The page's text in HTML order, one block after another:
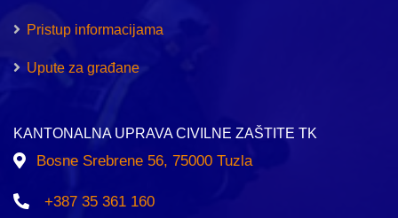
Pristup informacijama
Upute za građane
KANTONALNA UPRAVA CIVILNE ZAŠTITE TK
Bosne Srebrene 56, 75000 Tuzla
+387 35 361 160